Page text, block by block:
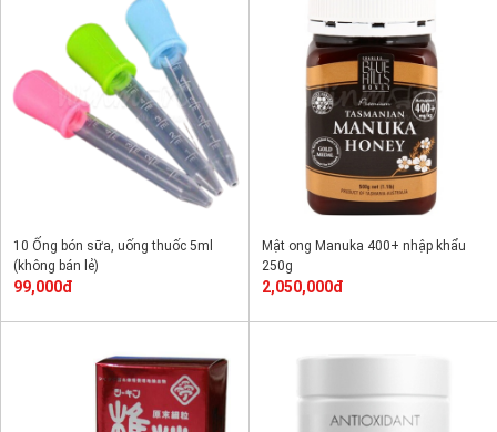
10 Ống bón sữa, uống thuốc 5ml
(không bán lẻ)
99,000đ
Mật ong Manuka 400+ nhập khẩu
250g
2,050,000đ